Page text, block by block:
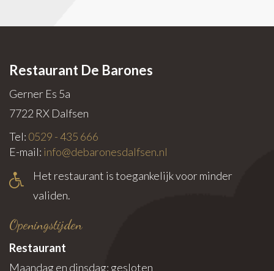
Restaurant De Barones
Gerner Es 5a
7722 RX Dalfsen
Tel: 0529 - 435 666
E-mail: info@debaronesdalfsen.nl
Het restaurant is toegankelijk voor minder
validen.
Openingstijden
Restaurant
Maandag en dinsdag: gesloten